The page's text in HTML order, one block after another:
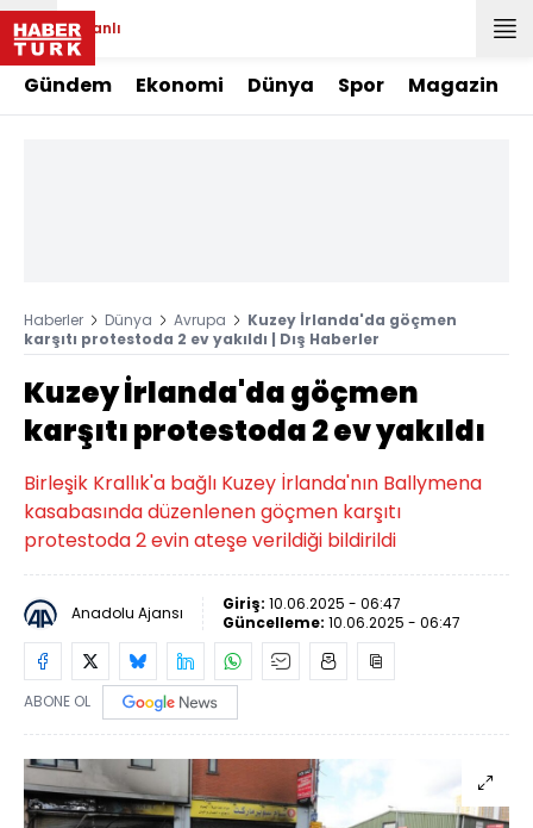
Canlı
Gündem Ekonomi Dünya Spor Magazin
Haberler Dünya Avrupa
Kuzey İrlanda'da göçmen
karşıtı protestoda 2 ev yakıldı | Dış Haberler
Kuzey İrlanda'da göçmen
karşıtı protestoda 2 ev yakıldı
Birleşik Krallık'a bağlı Kuzey İrlanda'nın Ballymena
kasabasında düzenlenen göçmen karşıtı
protestoda 2 evin ateşe verildiği bildirildi
Anadolu Ajansı Giriş: 10.06.2025 - 06:47
Güncelleme: 10.06.2025 - 06:47
ABONE OL